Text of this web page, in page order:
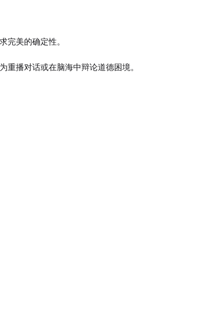
完美的确定性。
重播对话或在脑海中辩论道德困境。